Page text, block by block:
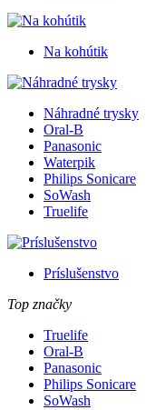
Na kohútik
Náhradné trysky
Oral-B
Panasonic
Waterpik
Philips Sonicare
SoWash
Truelife
Príslušenstvo
Top značky
Truelife
Oral-B
Panasonic
Philips Sonicare
SoWash